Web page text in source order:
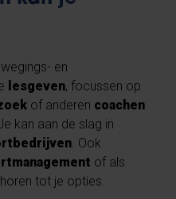
en
lesgeven, focussen op
of anderen coachen
kan aan de slag in
. Ook
of als
tot je opties.